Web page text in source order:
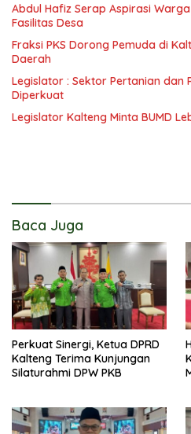
Abdul Hafiz Serap Aspirasi
Fasilitas Desa
Fraksi PKS Dorong Pemuda di
Daerah
Legislator : Sektor Pertanian dan
Diperkuat
Legislator Kalteng Minta BUMD
Baca Juga
Perkuat Sinergi, Ketua DPRD
Kalteng Terima Kunjungan
Silaturahmi DPW PKB